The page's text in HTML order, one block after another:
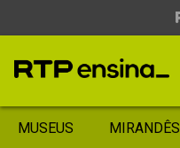
MUSEUS MIRANDÊS